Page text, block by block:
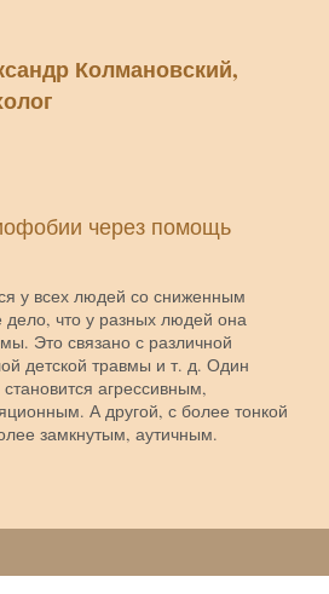
Колмановский,
через помощь
у всех людей со сниженным
что у разных людей она
Это связано с различной
детской травмы и т. д. Один
агрессивным,
А другой, с более тонкой
замкнутым, аутичным.